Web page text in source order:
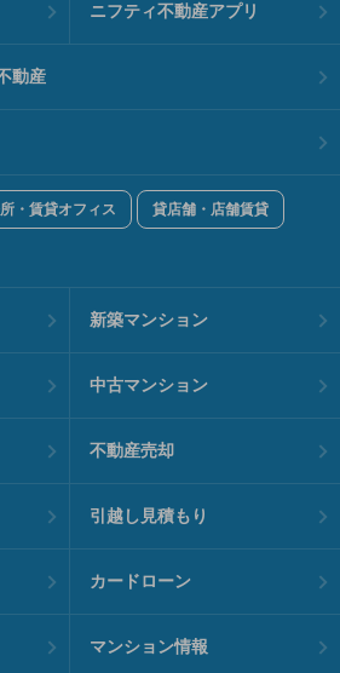
ニフティ不動産アプリ
動産
・賃貸オフィス 貸店舗・店舗賃貸
新築マンション
中古マンション
不動産売却
引越し見積もり
カードローン
マンション情報